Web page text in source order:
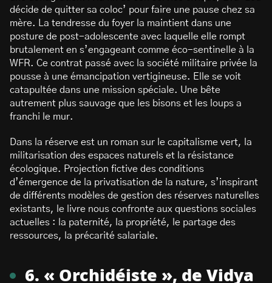
décide de quitter sa coloc’ pour faire une pause chez sa
mère. La tendresse du foyer la maintient dans une
posture de post-adolescente avec laquelle elle rompt
brutalement en s’engageant comme éco-sentinelle à la
WFR. Ce contrat passé avec la société militaire privée la
pousse à une émancipation vertigineuse. Elle se voit
catapultée dans une mission spéciale. Une bête
autrement plus sauvage que les bisons et les loups a
franchi le mur.
Dans la réserve est un roman sur le capitalisme vert, la
militarisation des espaces naturels et la résistance
écologique. Projection fictive des conditions
d’émergence de la privatisation de la nature, s’inspirant
de différents modèles de gestion des réserves naturelles
existants, le livre nous confronte aux questions sociales
actuelles : la paternité, la propriété, le partage des
ressources, la précarité salariale.
6. « Orchidéiste », de Vidya